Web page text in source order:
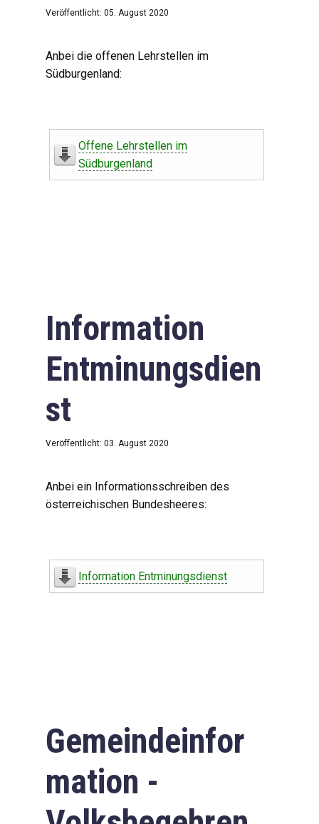
Veröffentlicht: 05. August 2020
Anbei die offenen Lehrstellen im
Südburgenland:
Offene Lehrstellen im
Südburgenland
Information
Entminungsdien
st
Veröffentlicht: 03. August 2020
Anbei ein Informationsschreiben des
österreichischen Bundesheeres:
Information Entminungsdienst
Gemeindeinfor
mation -